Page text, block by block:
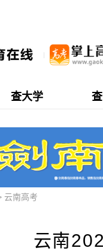
查大学
云南高考
云南